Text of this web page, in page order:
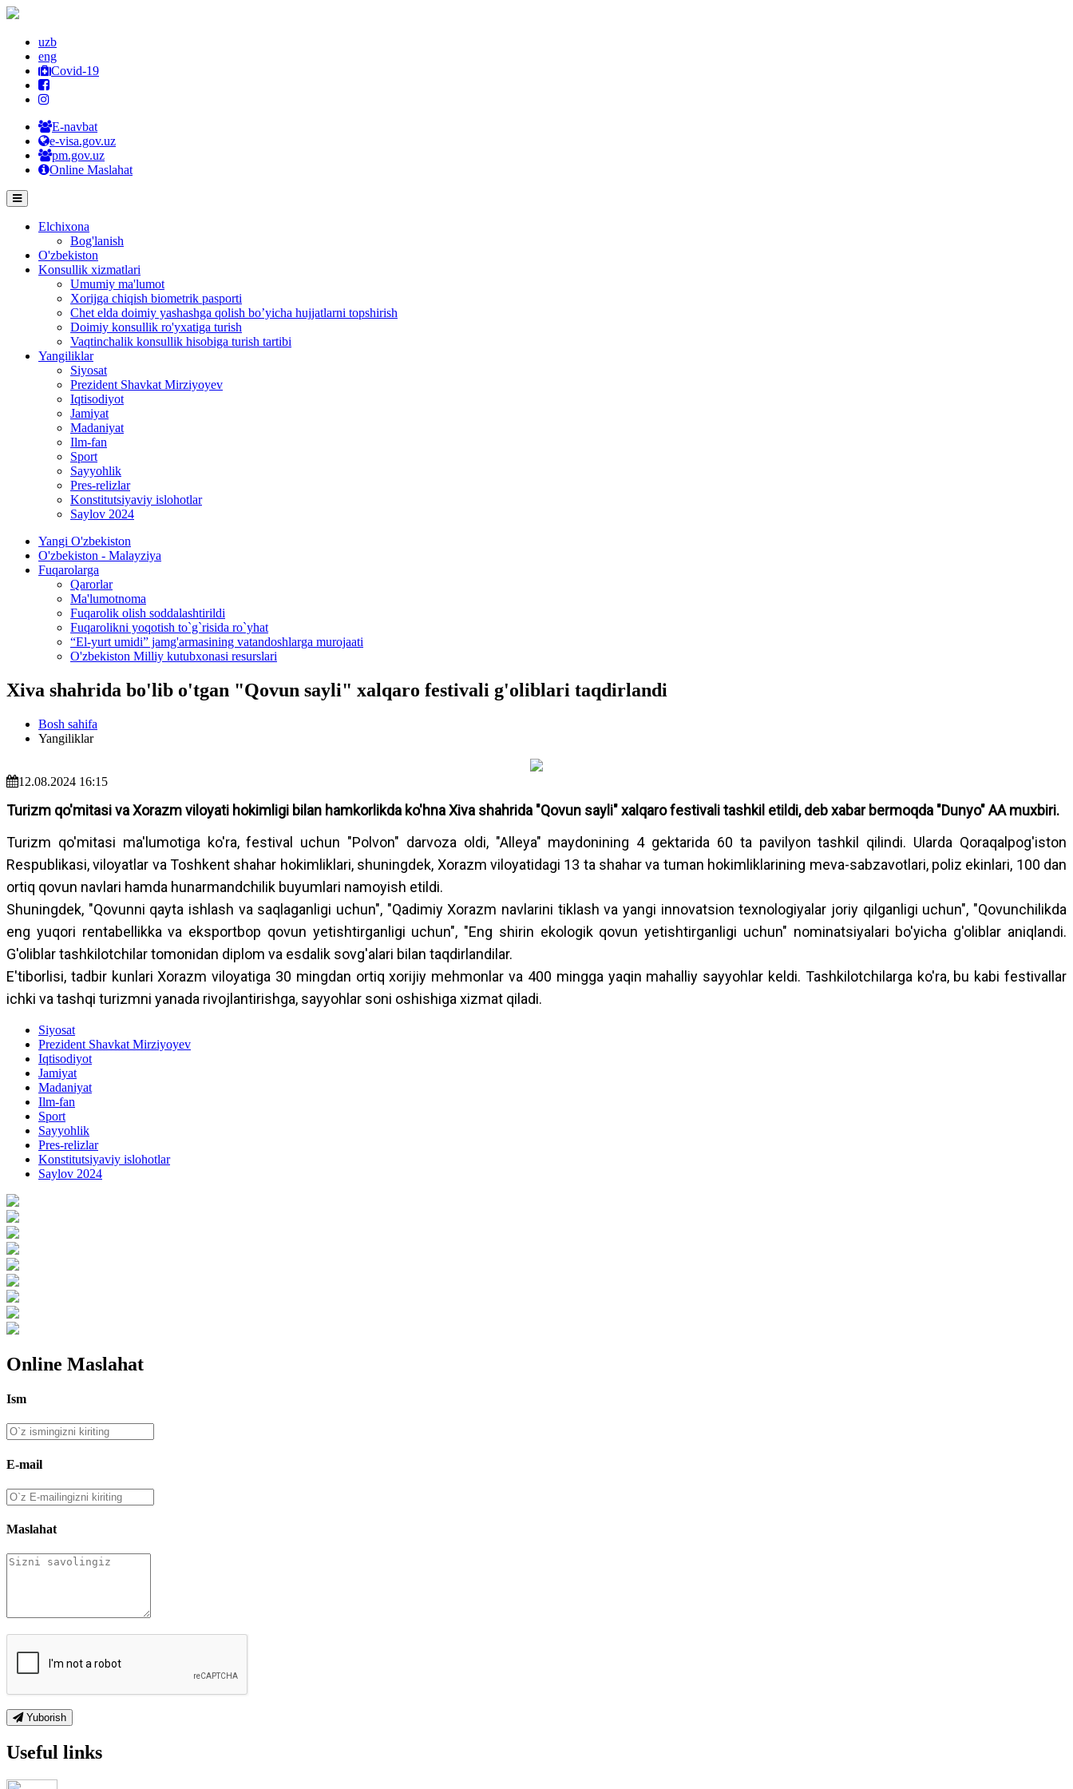
uzb
eng
Covid-19
E-navbat
e-visa.gov.uz
pm.gov.uz
Online Maslahat
Elchixona
Bog'lanish
O'zbekiston
Konsullik xizmatlari
Umumiy ma'lumot
Xorijga chiqish biometrik pasporti
Chet elda doimiy yashashga qolish bo’yicha hujjatlarni topshirish
Doimiy konsullik ro'yxatiga turish
Vaqtinchalik konsullik hisobiga turish tartibi
Yangiliklar
Siyosat
Prezident Shavkat Mirziyoyev
Iqtisodiyot
Jamiyat
Madaniyat
Ilm-fan
Sport
Sayyohlik
Pres-relizlar
Konstitutsiyaviy islohotlar
Saylov 2024
Yangi O'zbekiston
O'zbekiston - Malayziya
Fuqarolarga
Qarorlar
Ma'lumotnoma
Fuqarolik olish soddalashtirildi
Fuqarolikni yoqotish to`g`risida ro`yhat
“El-yurt umidi” jamg'armasining vatandoshlarga murojaati
O'zbekiston Milliy kutubxonasi resurslari
Xiva shahrida bo'lib o'tgan "Qovun sayli" xalqaro festivali g'oliblari taqdirlandi
Bosh sahifa
Yangiliklar
12.08.2024 16:15
Turizm qo'mitasi va Xorazm viloyati hokimligi bilan hamkorlikda ko'hna Xiva shahrida "Qovun sayli" xalqaro festivali tashkil etildi, deb xabar bermoqda "Dunyo" AA muxbiri.
Turizm qo'mitasi ma'lumotiga ko'ra, festival uchun "Polvon" darvoza oldi, "Alleya" maydonining 4 gektarida 60 ta pavilyon tashkil qilindi. Ularda Qoraqalpog'iston
Respublikasi, viloyatlar va Toshkent shahar hokimliklari, shuningdek, Xorazm viloyatidagi 13 ta shahar va tuman hokimliklarining meva-sabzavotlari, poliz ekinlari, 100 dan
ortiq qovun navlari hamda hunarmandchilik buyumlari namoyish etildi.
Shuningdek, "Qovunni qayta ishlash va saqlaganligi uchun", "Qadimiy Xorazm navlarini tiklash va yangi innovatsion texnologiyalar joriy qilganligi uchun", "Qovunchilikda
eng yuqori rentabellikka va eksportbop qovun yetishtirganligi uchun", "Eng shirin ekologik qovun yetishtirganligi uchun" nominatsiyalari bo'yicha g'oliblar aniqlandi.
G'oliblar tashkilotchilar tomonidan diplom va esdalik sovg'alari bilan taqdirlandilar.
E'tiborlisi, tadbir kunlari Xorazm viloyatiga 30 mingdan ortiq xorijiy mehmonlar va 400 mingga yaqin mahalliy sayyohlar keldi. Tashkilotchilarga ko'ra, bu kabi festivallar
ichki va tashqi turizmni yanada rivojlantirishga, sayyohlar soni oshishiga xizmat qiladi.
Siyosat
Prezident Shavkat Mirziyoyev
Iqtisodiyot
Jamiyat
Madaniyat
Ilm-fan
Sport
Sayyohlik
Pres-relizlar
Konstitutsiyaviy islohotlar
Saylov 2024
Online Maslahat
Ism
E-mail
Maslahat
Yuborish
Useful links